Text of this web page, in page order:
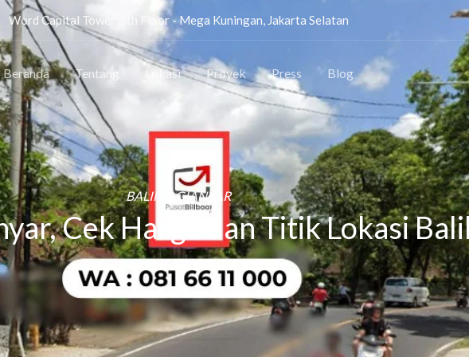
Word Capital Tower, 5th Floor - Mega Kuningan, Jakarta Selatan
Beranda Tentang Lokasi Proyek Press Blog
BALIHO GIANYAR
Cek Harga dan Titik Lokasi